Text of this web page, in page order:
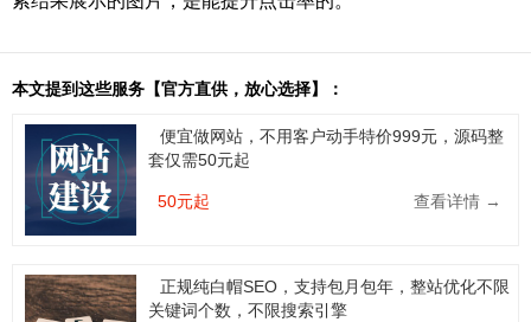
本文提到这些服务【官方直供，放心选择】：
便宜做网站，不用客户动手特价999元，源码整
套仅需50元起
50元起 查看详情 →
正规纯白帽SEO，支持包月包年，整站优化不限
关键词个数，不限搜索引擎